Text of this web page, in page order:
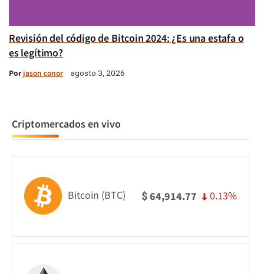
Revisión del código de Bitcoin 2024: ¿Es una estafa o
es legítimo?
Porjason conor agosto 3, 2026
Criptomercados en vivo
Bitcoin (BTC) $64,914.77 0.13%